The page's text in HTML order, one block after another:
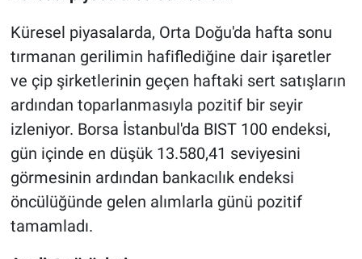
Küresel piyasalarda, Orta Doğu'da hafta sonu
tırmanan gerilimin hafiflediğine dair işaretler
ve çip şirketlerinin geçen haftaki sert satışların
ardından toparlanmasıyla pozitif bir seyir
izleniyor. Borsa İstanbul'da BIST 100 endeksi,
gün içinde en düşük 13.580,41 seviyesini
görmesinin ardından bankacılık endeksi
öncülüğünde gelen alımlarla günü pozitif
tamamladı.